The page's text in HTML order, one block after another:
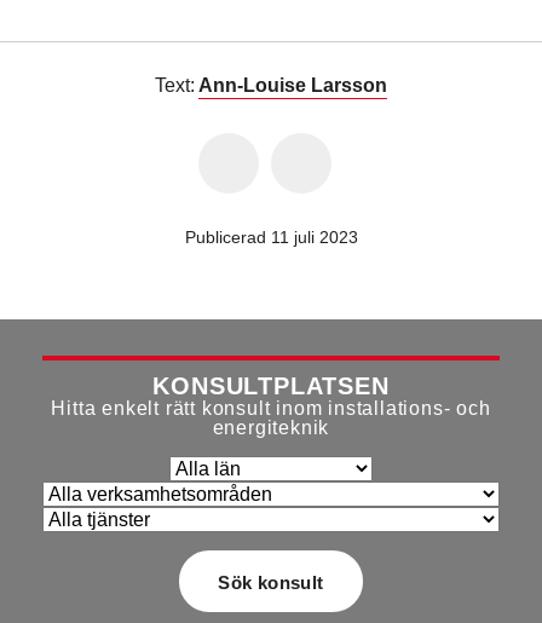
Text: Ann-Louise Larsson
Publicerad 11 juli 2023
KONSULTPLATSEN
Hitta enkelt rätt konsult inom installations- och
energiteknik